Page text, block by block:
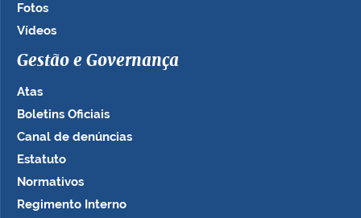
Fotos
Vídeos
Gestão e Governança
Atas
Boletins Oficiais
Canal de denúncias
Estatuto
Normativos
Regimento Interno